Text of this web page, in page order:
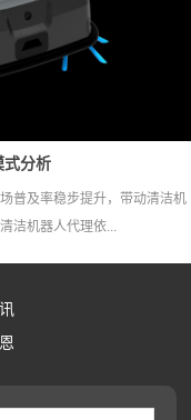
式分析
普及率稳步提升，带动清洁机
洁机器人代理依...